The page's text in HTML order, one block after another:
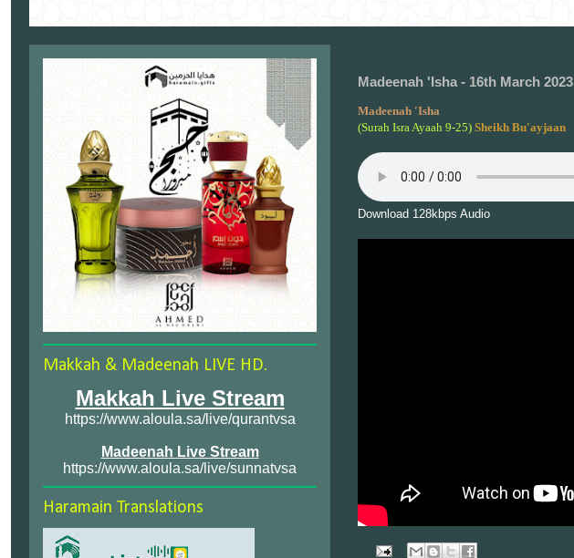
Madeenah 'Isha - 16th March 2023
Madeenah 'Isha
(Surah Isra Ayaah 9-25) Sheikh Bu'ayjaan
Download 128kbps Audio
Makkah & Madeenah LIVE HD.
Makkah Live Stream
https://www.aloula.sa/live/qurantvsa
Madeenah Live Stream
https://www.aloula.sa/live/sunnatvsa
Haramain Translations